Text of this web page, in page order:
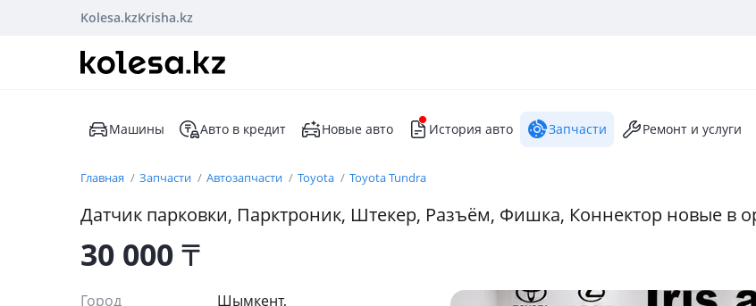
Kolesa.kzKrisha.kz
Машины Авто в кредит Новые авто История авто Запчасти Ремонт и услуги
Главная Запчасти Автозапчасти Toyota Toyota Tundra
Датчик парковки, Парктроник, Штекер, Разъём, Фишка, Коннектор новые в
30 000₸
Город
Шымкент,